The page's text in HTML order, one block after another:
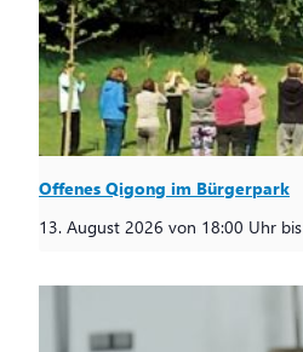
Offenes Qigong im Bürgerpark
13. August 2026 von 18:00 Uhr bis